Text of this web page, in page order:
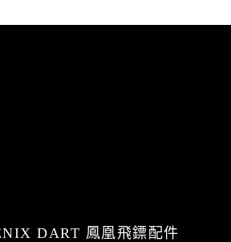
DART 鳳凰飛鏢配件